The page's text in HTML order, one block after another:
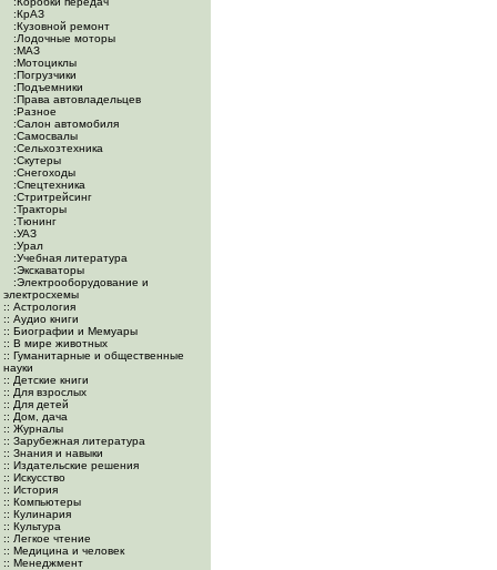
:КрАЗ
:Кузовной ремонт
:Лодочные моторы
:МАЗ
:Мотоциклы
:Погрузчики
:Подъемники
:Права автовладельцев
:Разное
:Салон автомобиля
:Самосвалы
:Сельхозтехника
:Скутеры
:Снегоходы
:Спецтехника
:Стритрейсинг
:Тракторы
:Тюнинг
:УАЗ
:Урал
:Учебная литература
:Экскаваторы
:Электрооборудование и
электросхемы
:: Астрология
:: Аудио книги
:: Биографии и Мемуары
:: В мире животных
:: Гуманитарные и общественные
науки
:: Детские книги
:: Для взрослых
:: Для детей
:: Дом, дача
:: Журналы
:: Зарубежная литература
:: Знания и навыки
:: Издательские решения
:: Искусство
:: История
:: Компьютеры
:: Кулинария
:: Культура
:: Легкое чтение
:: Медицина и человек
:: Менеджмент